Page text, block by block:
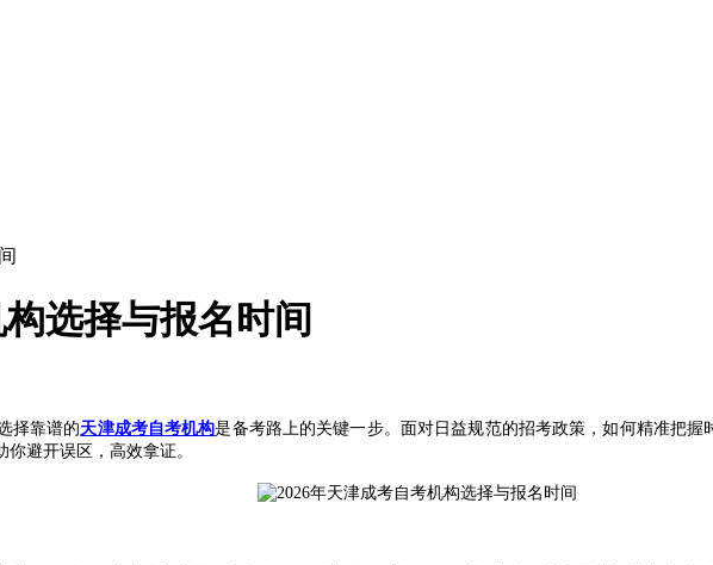
选择与报名时间
择靠谱的天津成考自考机构是备考路上的关键一步。面对日益规范的招考政策，如何精准把
避开误区，高效拿证。